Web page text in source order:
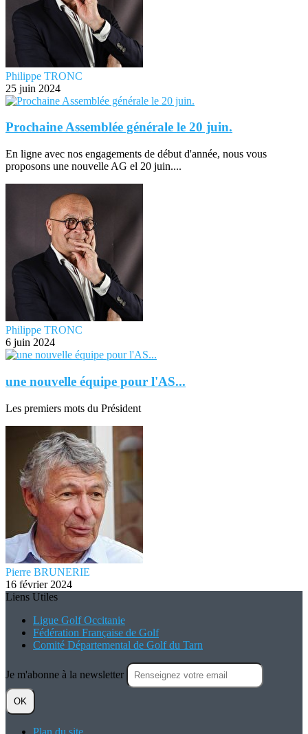
Philippe TRONC
25 juin 2024
Prochaine Assemblée générale le 20 juin.
En ligne avec nos engagements de début d'année, nous vous
proposons une nouvelle AG el 20 juin....
Philippe TRONC
6 juin 2024
une nouvelle équipe pour l'AS...
Les premiers mots du Président
Pierre BRUNERIE
16 février 2024
Liens Utiles
Ligue Golf Occitanie
Fédération Française de Golf
Comité Départemental de Golf du Tarn
Je m'abonne à la newsletter
OK
Plan du site